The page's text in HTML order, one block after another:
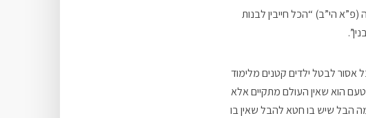
הי”ב) “הכל חייבין לבנות
לבטל ילדים קטנים מלימוד
הוא שאין העולם מתקיים אלא
הבל שיש בו חטא להבל שאין בו